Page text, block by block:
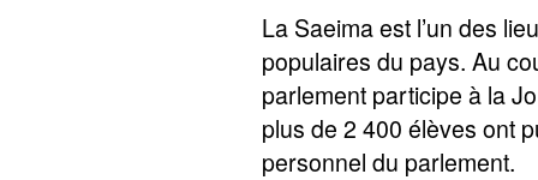
La Saeima est l’un des
populaires du pays. Au
parlement participe à la
plus de 2 400 élèves ont
personnel du parlement.